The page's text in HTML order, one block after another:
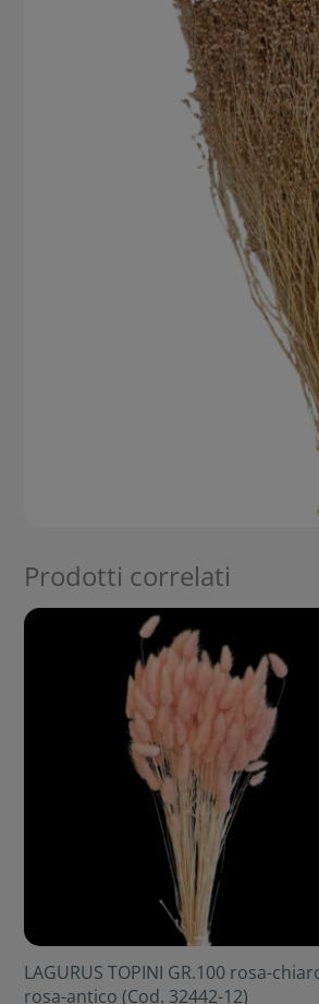
Prodotti correlati
LAGURUS TOPINI GR.100 rosa-
rosa-antico (Cod. 32442-12)